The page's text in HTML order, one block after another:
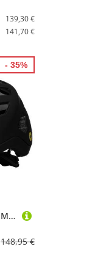
139,30 €
141,70 €
Sweet Protection - Outrider Mips Helmet - Radhelm Gr 54-58 cm - M schwarz
148,95 €
- 35%